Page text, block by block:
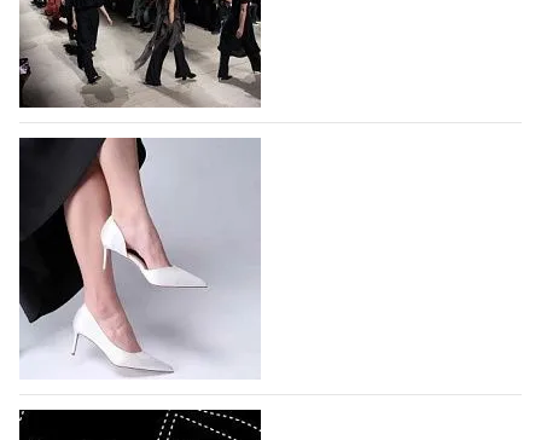
На участие в Московской неделе моды
подано 1047 заявок
На участие в седьмой Московской неделе моды,
которая пройдет в российской столице с 26 сентября
по 1 октября, уже подано 1047 заявок. Примерно
половину из них (494) прислали дизайнеры,
коллекции которых не были представлены в…
07.08.2026 776
BALLINA представит свои новинки на Euro